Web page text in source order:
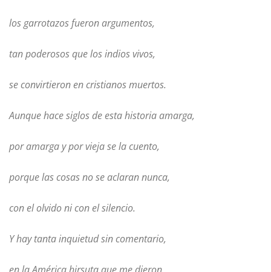
los garrotazos fueron argumentos,
tan poderosos que los indios vivos,
se convirtieron en cristianos muertos.
Aunque hace siglos de esta historia amarga,
por amarga y por vieja se la cuento,
porque las cosas no se aclaran nunca,
con el olvido ni con el silencio.
Y hay tanta inquietud sin comentario,